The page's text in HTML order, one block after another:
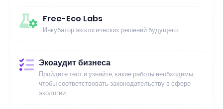
Free-Eco Labs
Инкубатор экологических решений будущего
Экоаудит бизнеса
Пройдите тест и узнайте, какие работы необходимы,
чтобы соответствовать законодательству в сфере
экологии